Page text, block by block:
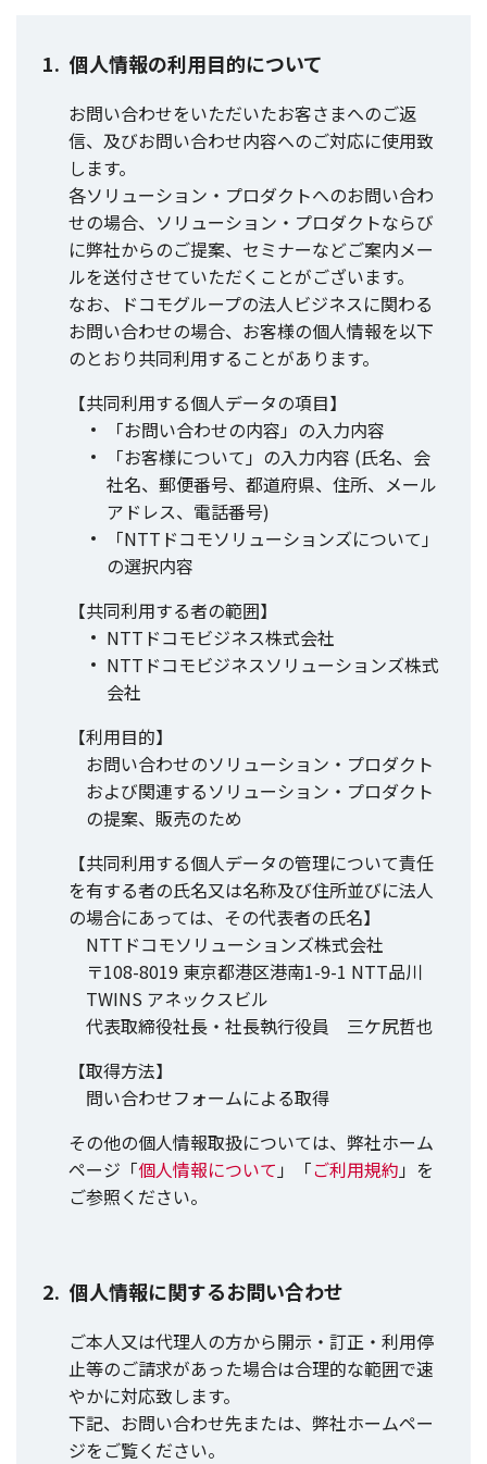
個人情報の利用目的について
お問い合わせをいただいたお客さまへのご返
信、及びお問い合わせ内容へのご対応に使用致
します。
各ソリューション・プロダクトへのお問い合わ
せの場合、ソリューション・プロダクトならび
に弊社からのご提案、セミナーなどご案内メー
ルを送付させていただくことがございます。
なお、ドコモグループの法人ビジネスに関わる
お問い合わせの場合、お客様の個人情報を以下
のとおり共同利用することがあります。
【共同利用する個人データの項目】
「お問い合わせの内容」の入力内容
「お客様について」の入力内容 (氏名、会
社名、郵便番号、都道府県、住所、メール
アドレス、電話番号)
「NTTドコモソリューションズについて」
の選択内容
【共同利用する者の範囲】
NTTドコモビジネス株式会社
NTTドコモビジネスソリューションズ株式
会社
【利用目的】
お問い合わせのソリューション・プロダクト
および関連するソリューション・プロダクト
の提案、販売のため
【共同利用する個人データの管理について責任
を有する者の氏名又は名称及び住所並びに法人
の場合にあっては、その代表者の氏名】
NTTドコモソリューションズ株式会社
〒108-8019 東京都港区港南1-9-1 NTT品川
TWINS アネックスビル
代表取締役社長・社長執行役員 三ケ尻哲也
【取得方法】
問い合わせフォームによる取得
その他の個人情報取扱については、弊社ホーム
ページ「個人情報について」「ご利用規約」を
ご参照ください。
個人情報に関するお問い合わせ
ご本人又は代理人の方から開示・訂正・利用停
止等のご請求があった場合は合理的な範囲で速
やかに対応致します。
下記、お問い合わせ先または、弊社ホームペー
ジをご覧ください。